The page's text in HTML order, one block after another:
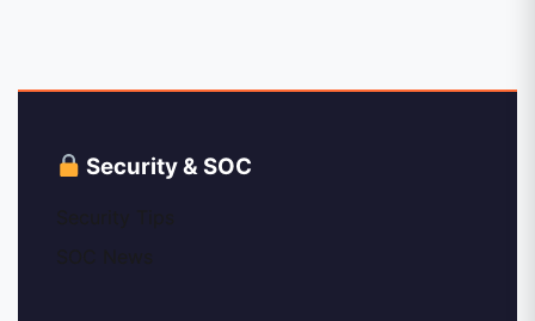
Security & SOC